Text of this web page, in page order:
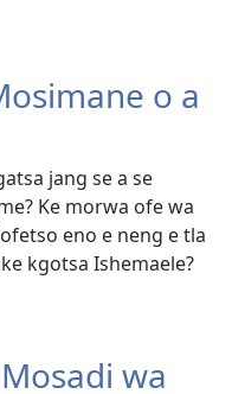
o a
jang se a se
Ke morwa ofe wa
eno e neng e tla
kgotsa Ishemaele?
wa